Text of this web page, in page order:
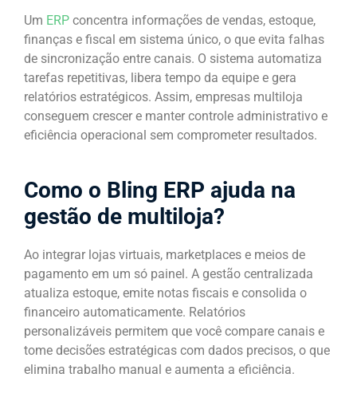
Um ERP concentra informações de vendas, estoque,
finanças e fiscal em sistema único, o que evita falhas
de sincronização entre canais. O sistema automatiza
tarefas repetitivas, libera tempo da equipe e gera
relatórios estratégicos. Assim, empresas multiloja
conseguem crescer e manter controle administrativo e
eficiência operacional sem comprometer resultados.
Como o Bling ERP ajuda na
gestão de multiloja?
Ao integrar lojas virtuais, marketplaces e meios de
pagamento em um só painel. A gestão centralizada
atualiza estoque, emite notas fiscais e consolida o
financeiro automaticamente. Relatórios
personalizáveis permitem que você compare canais e
tome decisões estratégicas com dados precisos, o que
elimina trabalho manual e aumenta a eficiência.